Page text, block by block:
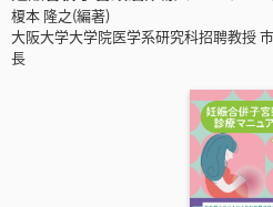
榎本 隆之(編著)
大阪大学大学院医学系研究科招聘教授
長